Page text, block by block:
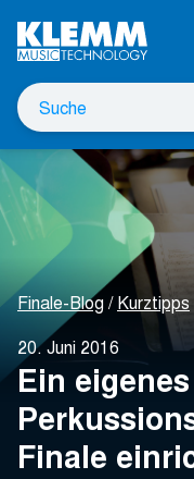
Hauptinhalt
Suche
nach
Finale-Blog Kurztipps
20. Juni 2016
Ein eigenes
Finale